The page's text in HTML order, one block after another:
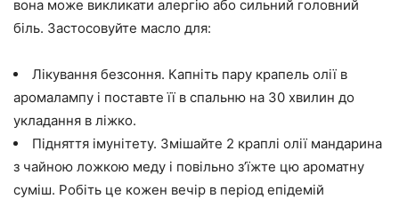
вона може викликати алергію або сильний головний
біль. Застосовуйте масло для:
Лікування безсоння. Капніть пару крапель олії в
аромалампу і поставте її в спальню на 30 хвилин до
укладання в ліжко.
Підняття імунітету. Змішайте 2 краплі олії мандарина
з чайною ложкою меду і повільно з’їжте цю ароматну
суміш. Робіть це кожен вечір в період епідемій